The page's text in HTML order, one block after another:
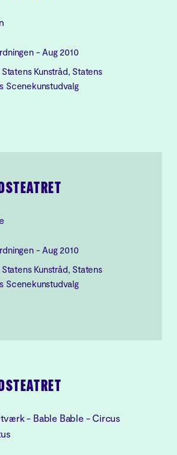
- Aug 2010
Kunstråd, Statens
Scenekunstudvalg
- Aug 2010
Kunstråd, Statens
Scenekunstudvalg
- Bable Bable - Circus